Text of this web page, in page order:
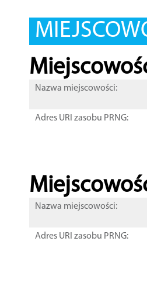
Nazwa miejscowości:
Adres URI zasobu PRNG:
Nazwa miejscowości:
Adres URI zasobu PRNG: